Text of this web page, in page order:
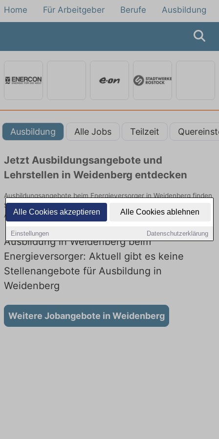
Alle Cookies akzeptieren Alle Cookies ablehnen
Einstellungen Datenschutzerklärung
Home Für Arbeitgeber Berufe Ausbildung
Ausbildung Alle Jobs Teilzeit
Jetzt Ausbildungsangebote und
Lehrstellen in Weidenberg entdecken
Ausbildungsangebote beim Energieversorger in Weidenberg finden
Sie von namhaften Firmen. Entdecken Sie freie Optionen von Top-
Arbeitgebern und bewerben Sie sich noch heute.
Ausbildung in Weidenberg beim
Energieversorger: Aktuell gibt es keine
Stellenangebote für Ausbildung in
Weidenberg
Weitere Jobangebote in Weidenberg